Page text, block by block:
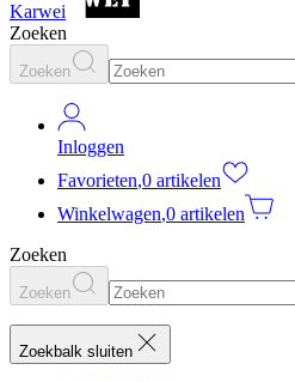
Karwei
Zoeken
Zoeken
Inloggen
Favorieten,0 artikelen
Winkelwagen,0 artikelen
Zoeken
Zoeken
Zoekbalk sluiten